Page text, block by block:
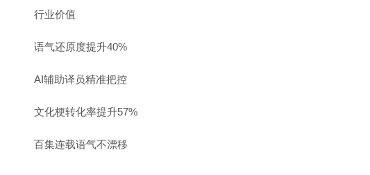
行业价值
语气还原度提升40%
AI辅助译员精准把控
文化梗转化率提升57%
百集连载语气不漂移